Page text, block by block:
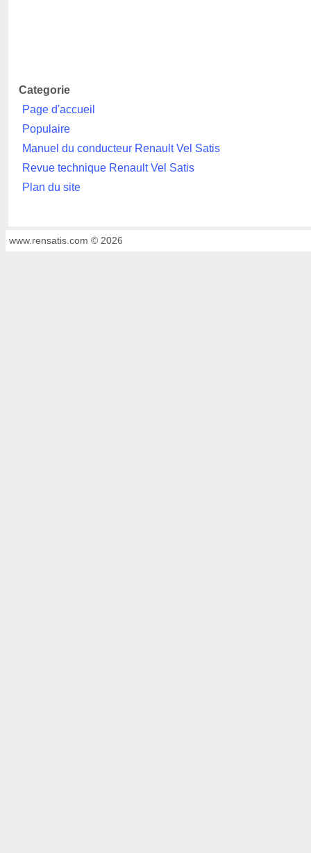
Categorie
Page d'accueil
Populaire
Manuel du conducteur Renault Vel Satis
Revue technique Renault Vel Satis
Plan du site
www.rensatis.com © 2026